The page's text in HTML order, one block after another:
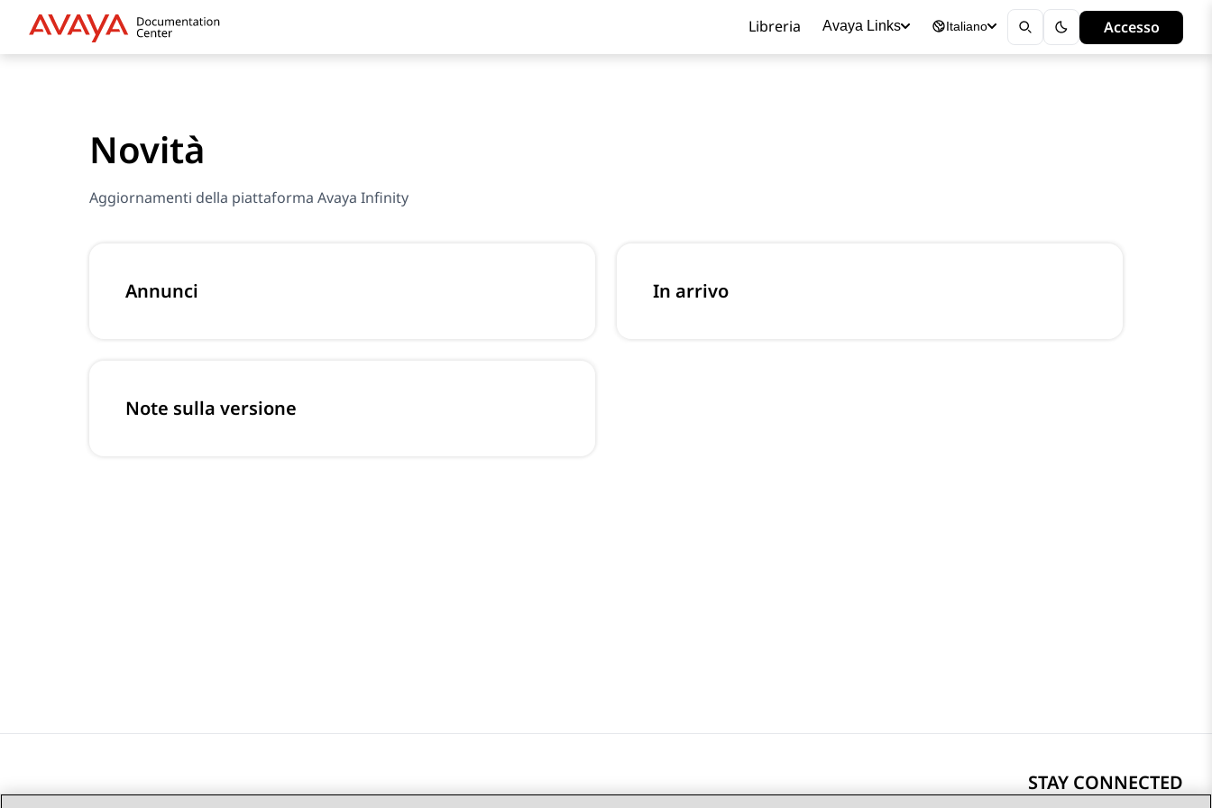
Libreria Avaya Links Italiano Accesso
Novità
Aggiornamenti della piattaforma Avaya Infinity
Annunci In arrivo
Note sulla versione
STAY CONNECTED